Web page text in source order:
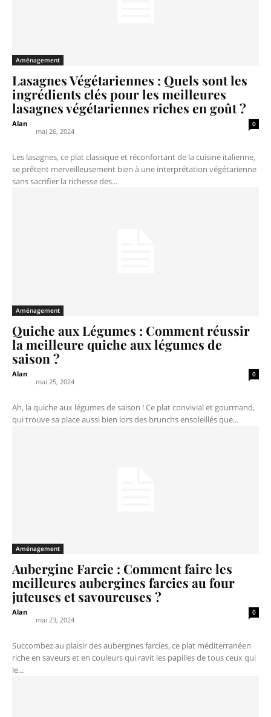
Aménagement
Lasagnes Végétariennes : Quels sont les
ingrédients clés pour les meilleures
lasagnes végétariennes riches en goût ?
Alan
mai 26, 2024
0
Les lasagnes, ce plat classique et réconfortant de la cuisine italienne,
se prêtent merveilleusement bien à une interprétation végétarienne
sans sacrifier la richesse des...
Aménagement
Quiche aux Légumes : Comment réussir
la meilleure quiche aux légumes de
saison ?
Alan
mai 25, 2024
0
Ah, la quiche aux légumes de saison ! Ce plat convivial et gourmand,
qui trouve sa place aussi bien lors des brunchs ensoleillés que...
Aménagement
Aubergine Farcie : Comment faire les
meilleures aubergines farcies au four
juteuses et savoureuses ?
Alan
mai 23, 2024
0
Succombez au plaisir des aubergines farcies, ce plat méditerranéen
riche en saveurs et en couleurs qui ravit les papilles de tous ceux qui
le...